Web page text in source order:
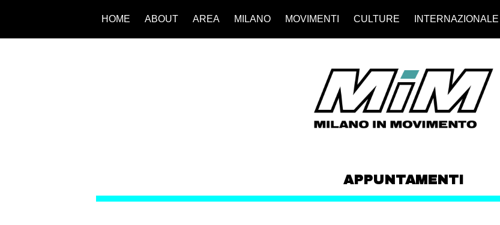
HOME ABOUT AREA MILANO MOVIMENTI CULTURE INTERNAZIONALE
APPUNTAMENTI